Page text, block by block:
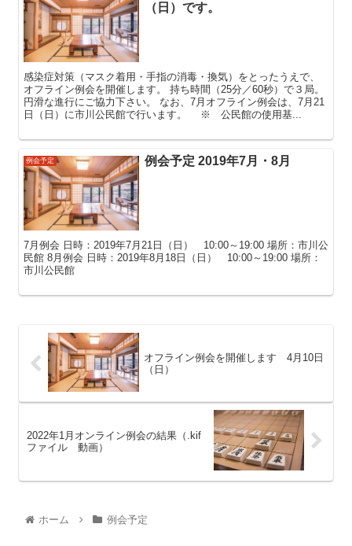
（日）です。
感染症対策（マスク着用・手指の消毒・換気）をとったうえで、
オフライン例会を開催します。 持ち時間（25分／60秒）で３局。
円滑な進行にご協力下さい。 なお、7月オフライン例会は、7月21
日（日）に市川公民館で行います。 ※ 公民館の使用基...
例会予定 例会予定 2019年7月・8月
7月例会 日時：2019年7月21日（日） 10:00～19:00 場所：市川公
民館 8月例会 日時：2019年8月18日（日） 10:00～19:00 場所：
市川公民館
オフライン例会を開催します 4月10日
（日）
2022年1月オンライン例会の結果（.kif
ファイル 動画）
ホーム 例会予定